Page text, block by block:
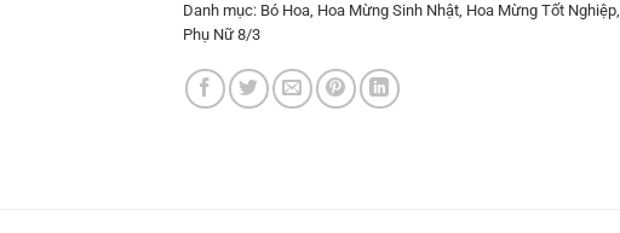
Danh mục: Bó Hoa, Hoa Mừng Sinh Nhật, Hoa Mừng Tốt Nghiệp,
Phụ Nữ 8/3